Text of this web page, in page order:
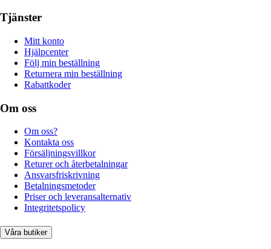
Tjänster
Mitt konto
Hjälpcenter
Följ min beställning
Returnera min beställning
Rabattkoder
Om oss
Om oss?
Kontakta oss
Försäljningsvillkor
Returer och återbetalningar
Ansvarsfriskrivning
Betalningsmetoder
Priser och leveransalternativ
Integritetspolicy
Våra butiker